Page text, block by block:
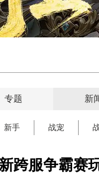
专题 新
新手 战宠
跨服争霸赛